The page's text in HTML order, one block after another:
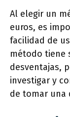
Al elegir un
euros, es
facilidad de
método tiene
desventajas,
investigar y
de tomar una